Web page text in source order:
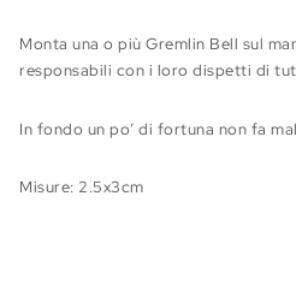
Monta una o più Gremlin Bell sul
responsabili con i loro dispetti di
In fondo un po’ di fortuna non fa
Misure: 2.5x3cm